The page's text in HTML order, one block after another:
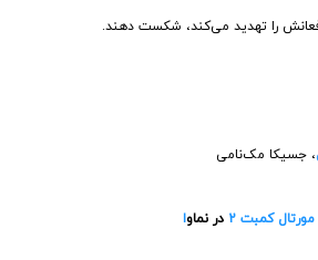
را تهدید می‌کند، شکست دهند.
، جسیکا مک‌نامی
کمبت 2 در نماوا